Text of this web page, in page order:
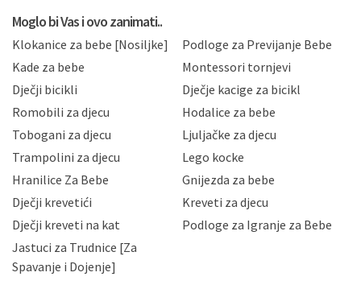
privatnosti i kolačića koju možete pročitati ovdje i
Hrvatske, a uvijek uz primjenu odgovarajućih tehničkih i
sigurnosnih mjera zaštite osobnih podataka od
neovlaštenog pristupa, zlouporabe, otkrivanja,
gubitka ili uništenja. Mae.hr štiti privatnost svojih
korisnika i posjetitelja web stranica, čuva povjerljivost
Vaših osobnih podataka te omogućava pristup i
priopćavanje osobnih podataka samo onim svojim
zaposlenicima kojima su isti potrebni radi provedbe
slučajevima koji su dozvoljeni zakonima. Napominjemo
da možete u svako doba, u potpunosti ili djelomice,
zatražiti prestanak aktivnosti obrade Vaših osobnih
podataka. Opoziv privole možete podnijeti poštom na
gore navedenu adresu ili e-mailom na adresu:
Moglo bi Vas i ovo zanimati..
Klokanice za bebe [Nosiljke]
Podloge za Previjanje Bebe
Kade za bebe
Montessori tornjevi
Dječji bicikli
Dječje kacige za bicikl
Romobili za djecu
Hodalice za bebe
Tobogani za djecu
Ljuljačke za djecu
Trampolini za djecu
Lego kocke
Hranilice Za Bebe
Gnijezda za bebe
Dječji krevetići
Kreveti za djecu
Dječji kreveti na kat
Podloge za Igranje za Bebe
Jastuci za Trudnice [Za
Spavanje i Dojenje]